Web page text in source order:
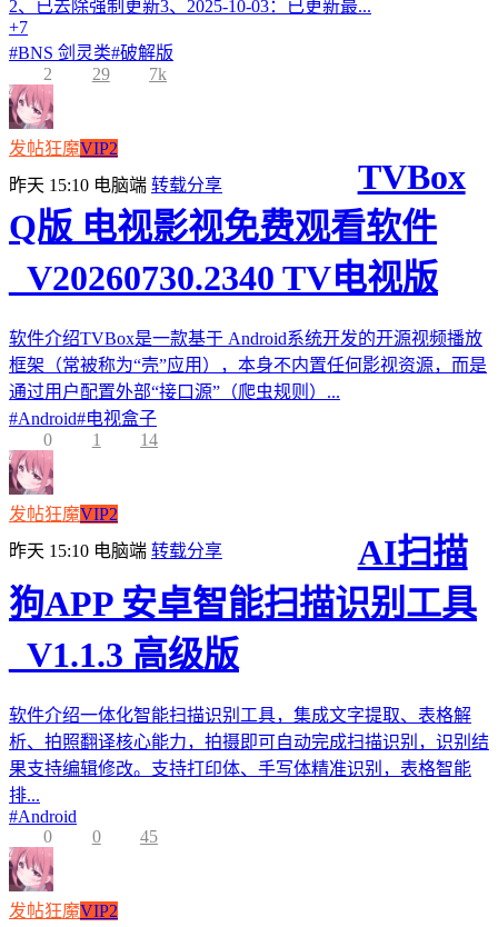
2、已去除强制更新3、2025-10-03：已更新最...
+7
#BNS 剑灵类#破解版
2
29 7k
发帖狂魔VIP2
昨天 15:10 电脑端 转载分享
TVBox
Q版 电视影视免费观看软件
_V20260730.2340 TV电视版
软件介绍TVBox是一款基于 Android系统开发的开源视频播放
框架（常被称为“壳”应用），本身不内置任何影视资源，而是
通过用户配置外部“接口源”（爬虫规则）...
#Android#电视盒子
0
1 14
发帖狂魔VIP2
昨天 15:10 电脑端 转载分享
AI扫描
狗APP 安卓智能扫描识别工具
_V1.1.3 高级版
软件介绍一体化智能扫描识别工具，集成文字提取、表格解
析、拍照翻译核心能力，拍摄即可自动完成扫描识别，识别结
果支持编辑修改。支持打印体、手写体精准识别，表格智能
排...
#Android
0
0 45
发帖狂魔VIP2